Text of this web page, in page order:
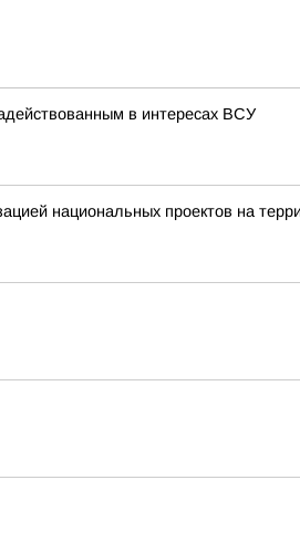
в интересах ВСУ
национальных проектов на